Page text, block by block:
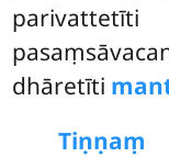
dhāretīti